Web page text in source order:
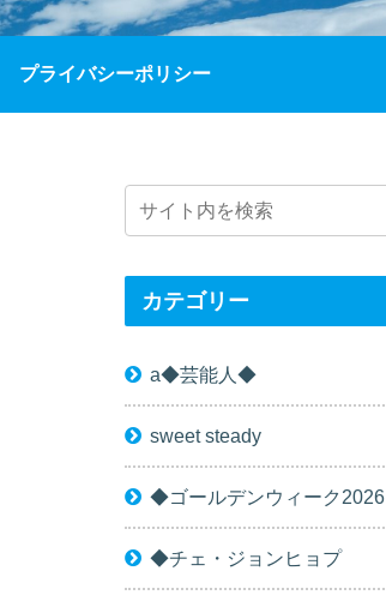
プライバシーポリシー
カテゴリー
a◆芸能人◆
sweet steady
◆ゴールデンウィーク2026
◆チェ・ジョンヒョプ